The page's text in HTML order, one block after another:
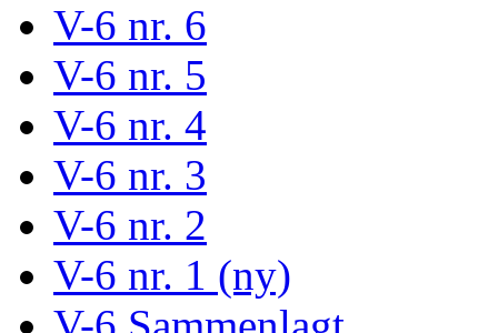
V-6 nr. 6
V-6 nr. 5
V-6 nr. 4
V-6 nr. 3
V-6 nr. 2
V-6 nr. 1 (ny)